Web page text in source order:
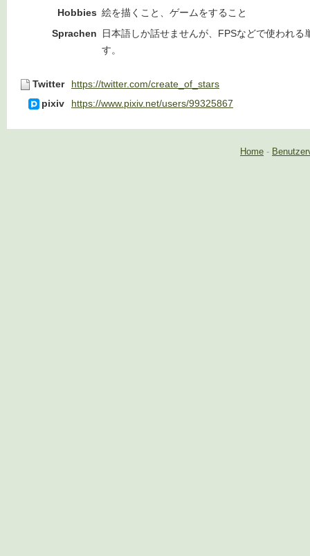
Hobbies 絵を描くこと、ゲームをすること
Sprachen
日本語しか話せませんが、FPSなどで使われ
す。
Twitter
https://twitter.com/create_of_stars
pixiv
https://www.pixiv.net/users/99325867
Home -